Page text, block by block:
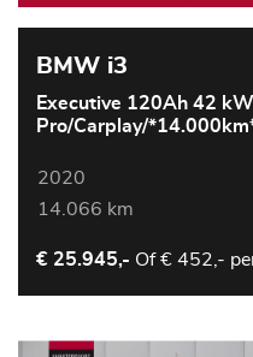
BMW i3
Executive 120Ah 42
Pro/Carplay/
2020
14.066 km
€ 25.945,- Of€ 452,-